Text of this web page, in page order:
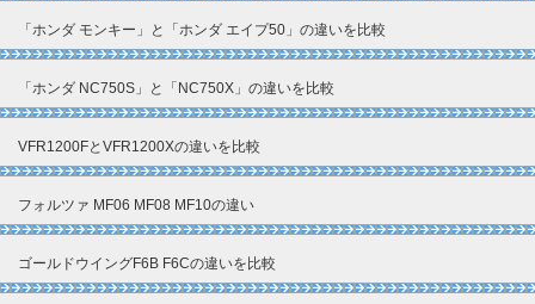
「ホンダ モンキー」と「ホンダ エイプ50」の違いを比較
「ホンダ NC750S」と「NC750X」の違いを比較
VFR1200FとVFR1200Xの違いを比較
フォルツァ MF06 MF08 MF10の違い
ゴールドウイングF6B F6Cの違いを比較